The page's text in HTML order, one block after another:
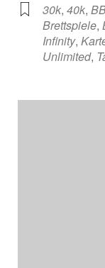
30k, 40k,
Brettspiele,
Infinity,
Unlimited,